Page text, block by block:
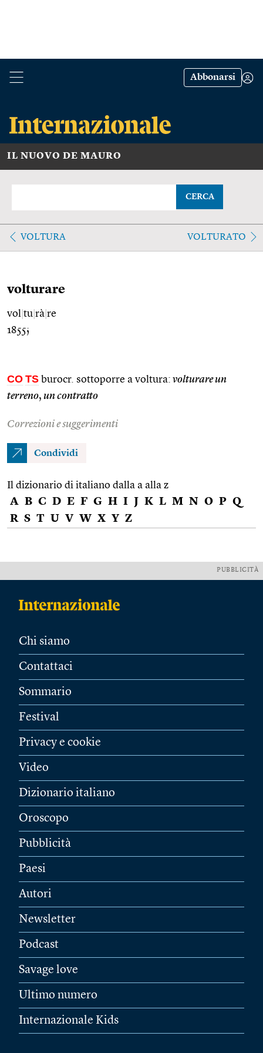
Abbonarsi
IL NUOVO DE MAURO
CERCA
VOLTURA VOLTURATO
volturare
vol tu rà re
1855;
CO TS burocr. sottoporre a voltura: volturare un
terreno, un contratto
Correzioni e suggerimenti
Condividi
Il dizionario di italiano dalla a alla z
A B C D E F G H I J K L M N O P Q
R S T U V W X Y Z
PUBBLICITÀ
Chi siamo
Contattaci
Sommario
Festival
Privacy e cookie
Video
Dizionario italiano
Oroscopo
Pubblicità
Paesi
Autori
Newsletter
Podcast
Savage love
Ultimo numero
Internazionale Kids